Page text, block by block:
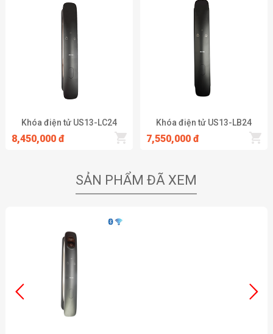
Khóa điện tử US13-LC24
8,450,000 đ
Khóa điện tử US13-LB24
7,550,000 đ
SẢN PHẨM ĐÃ XEM